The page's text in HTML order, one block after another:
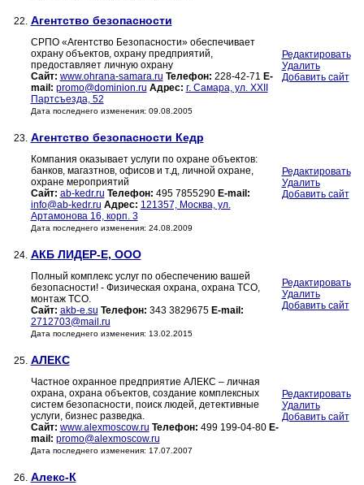
22. Агентство безопасности
СРПО «Агентство Безопасности» обеспечивает
охрану объектов, охрану предприятий,
предоставляет личную охрану
Сайт: www.ohrana-samara.ru Телефон: 228-42-71 E-
mail: promo@dominion.ru Адрес: г. Самара, ул. XXII
Партсъезда, 52
Дата последнего изменения: 09.08.2005
Редактировать
Удалить
Добавить сайт
23. Агентство безопасности Кедр
Компания оказывает услуги по охране объектов:
банков, магазтнов, офисов и т.д, личной охране,
охране мероприятий
Сайт: ab-kedr.ru Телефон: 495 7855290 E-mail:
info@ab-kedr.ru Адрес: 121357, Москва, ул.
Артамонова 16, корп. 3
Дата последнего изменения: 24.08.2009
Редактировать
Удалить
Добавить сайт
24. АКБ ЛИДЕР-Е, ООО
Полный комплекс услуг по обеспечению вашей
безопасности! - Физическая охрана, охрана ТСО,
монтаж ТСО.
Сайт: akb-e.su Телефон: 343 3829675 E-mail:
2712703@mail.ru
Дата последнего изменения: 13.02.2015
Редактировать
Удалить
Добавить сайт
25. АЛЕКС
Частное охранное предприятие АЛЕКС – личная
охрана, охрана объектов, создание комплексных
систем безопасности, поиск людей, детективные
услуги, бизнес разведка.
Сайт: www.alexmoscow.ru Телефон: 499 199-04-80 E-
mail: promo@alexmoscow.ru
Дата последнего изменения: 17.07.2007
Редактировать
Удалить
Добавить сайт
26. Алекс-К